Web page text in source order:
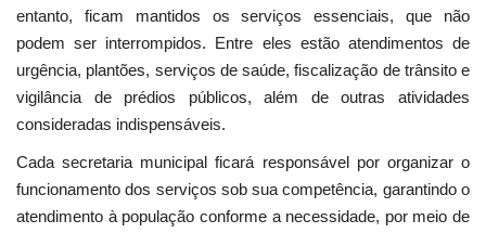
entanto, ficam mantidos os serviços essenciais, que não
podem ser interrompidos. Entre eles estão atendimentos de
urgência, plantões, serviços de saúde, fiscalização de trânsito e
vigilância de prédios públicos, além de outras atividades
consideradas indispensáveis.
Cada secretaria municipal ficará responsável por organizar o
funcionamento dos serviços sob sua competência, garantindo o
atendimento à população conforme a necessidade, por meio de